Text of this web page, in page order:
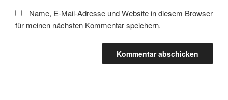
Name, E-Mail-Adresse und Website in diesem Browser
für meinen nächsten Kommentar speichern.